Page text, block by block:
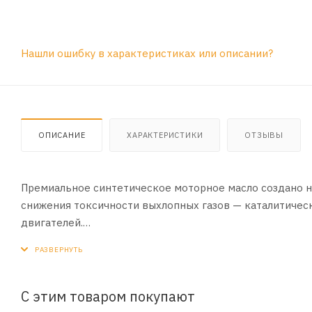
Нашли ошибку в характеристиках или описании?
ОПИСАНИЕ ХАРАКТЕРИСТИКИ ОТЗЫВЫ
Премиальное синтетическое моторное масло
снижения токсичности выхлопных газов —
двигателей.
двигателей с турбонаддувом, системой прямого
С этим товаром покупают